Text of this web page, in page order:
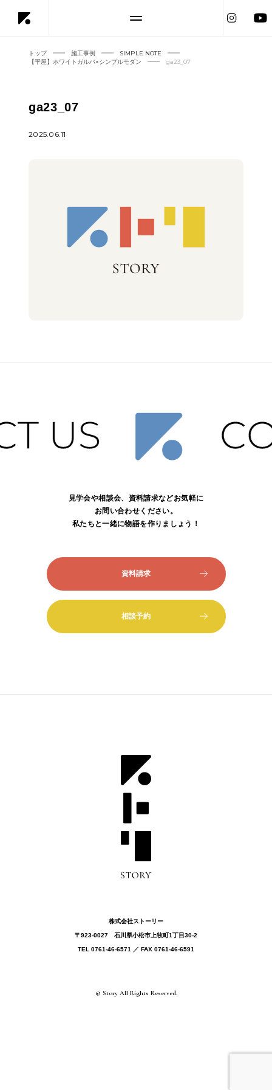
トップ 施工事例
SIMPLE NOTE
【平屋】ホワイトガルバ×シンプルモダン
ga23_07
ga23_07
2025.06.11
見学会や相談会、資料請求などお気軽に
お問い合わせください。
私たちと一緒に物語を作りましょう！
資料請求
相談予約
株式会社ストーリー
〒923-0027 ⽯川県⼩松市上牧町1丁目30-2
TEL 0761-46-6571 ／ FAX 0761-46-6591
© Story All Rights Reserved.